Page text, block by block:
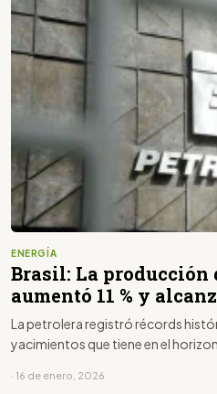
ENERGÍA
Brasil: La producción
aumentó 11 % y
La petrolera registró récords
yacimientos que tiene en el
· 16 de enero, 2026